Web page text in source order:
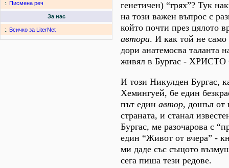
:. Писмена реч
За нас
:. Всичко за LiterNet
генетичен) “грях”? Тук
на този важен въпрос с
който почти през цялото
автора. И как той не
дори анатемосва таланта
живял в Бургас -
И този Никулден Бургас,
Хемингуей, бе един
път един автор, дошъл от
страната, и станал
Бургас, ме разочарова с
един “Живот от вчера” -
ми даде със същото
сега пиша тези редове.